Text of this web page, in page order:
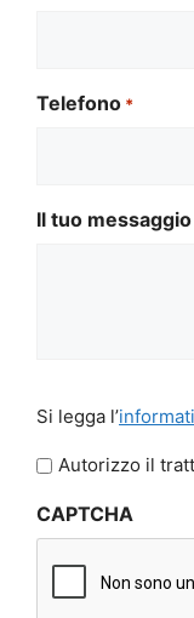
Telefono *
Il tuo messaggio
legga
l'informativa
privacy
Si legga l’
Autorizzo il
CAPTCHA